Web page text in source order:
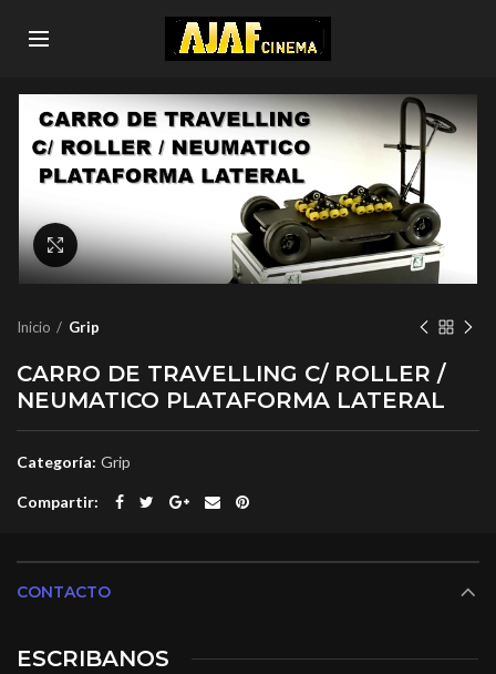
Click to enlarge
Inicio Grip
CARRO DE TRAVELLING C/ ROLLER /
NEUMATICO PLATAFORMA LATERAL
Categoría: Grip
Compartir
CONTACTO
ESCRIBANOS